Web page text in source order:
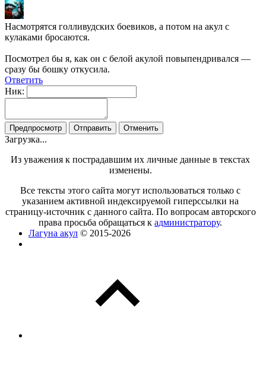
Насмотрятся голливудских боевиков, а потом на акул с
кулаками бросаются.
Посмотрел бы я, как он с белой акулой повыпендривался —
сразу бы бошку откусила.
Ответить
Ник:
Загрузка...
Из уважения к пострадавшим их личные данные в текстах
изменены.
Все тексты этого сайта могут использоваться только с
указанием активной индексируемой гиперссылки на
страницу-источник с данного сайта. По вопросам авторского
права просьба обращаться кадминистратору.
Лагуна акул © 2015-2026